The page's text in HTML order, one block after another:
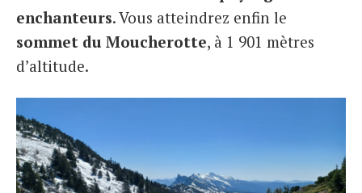
enchanteurs. Vous atteindrez enfin le
sommet du Moucherotte, à 1 901 mètres
d’altitude.